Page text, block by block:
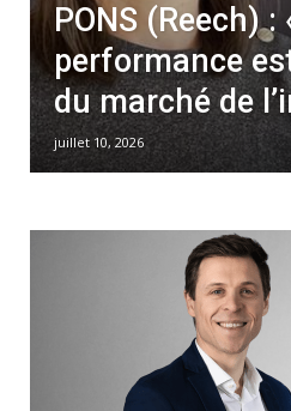
PONS (Reech)
performance
du marché de
juillet 10, 2026